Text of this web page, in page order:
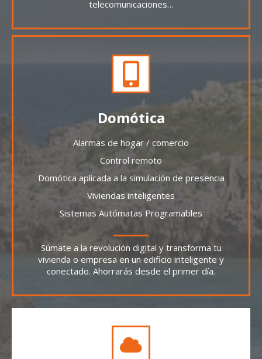
telecomunicaciones…
Domótica
Alarmas de hogar / comercio
Control remoto
Domótica aplicada a la simulación de presencia
Viviendas inteligentes
Sistemas Autómatas Programables
Súmate a la revolución digital y transforma tu
vivienda o empresa en un edificio inteligente y
conectado. Ahorrarás desde el primer día.